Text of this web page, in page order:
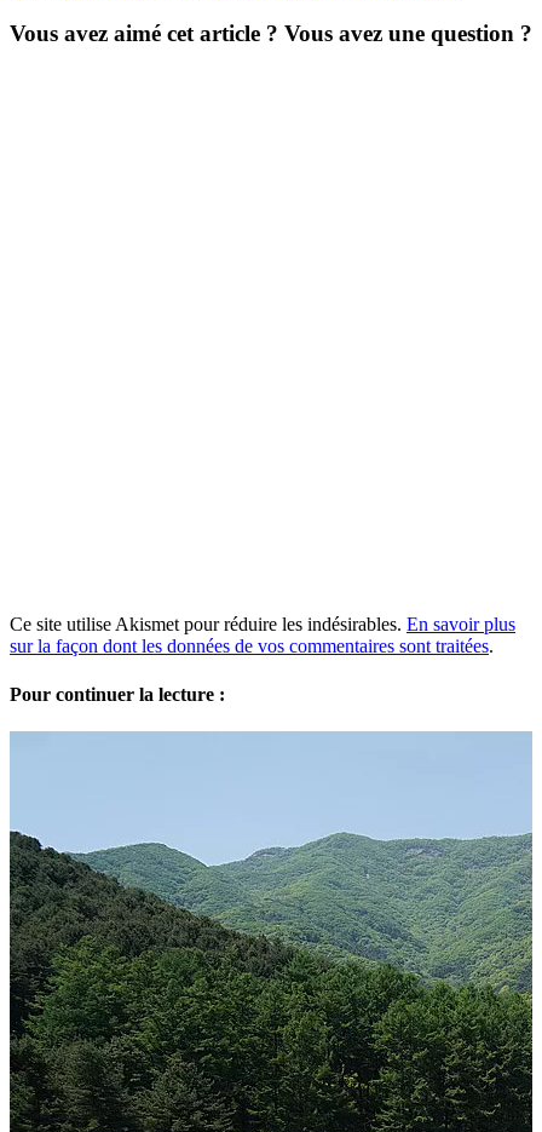
Vous avez aimé cet article ? Vous avez une question ?
Ce site utilise Akismet pour réduire les indésirables. En savoir plus
sur la façon dont les données de vos commentaires sont traitées.
Pour continuer la lecture :